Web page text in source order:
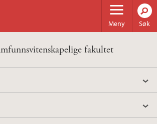
Meny Søk
fakultet